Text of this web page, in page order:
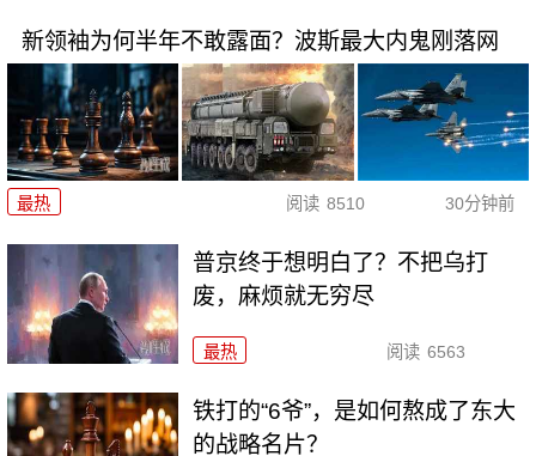
新领袖为何半年不敢露面？波斯最大内鬼刚落网
最热 阅读 8510 30分钟前
普京终于想明白了？不把乌打
废，麻烦就无穷尽
最热 阅读 6563
铁打的“6爷”，是如何熬成了东大
的战略名片？